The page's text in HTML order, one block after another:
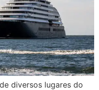
diversos lugares do